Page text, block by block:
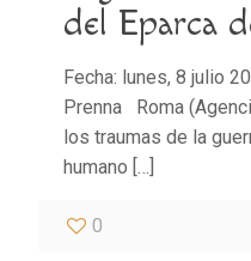
del Eparca
Fecha: lunes, 8 julio
Prenna Roma
los traumas de la
humano […]
0